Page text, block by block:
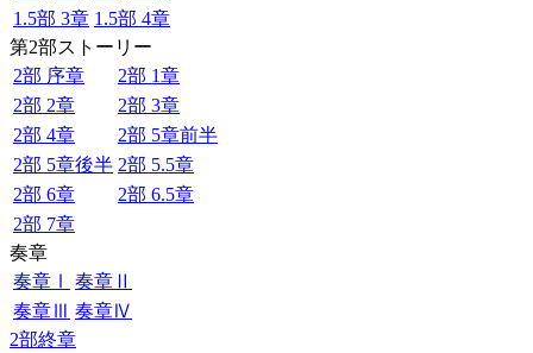
1.5部 3章 1.5部 4章
第2部ストーリー
2部 序章
2部 1章
2部 2章
2部 3章
2部 4章
2部 5章前半
2部 5章後半 2部 5.5章
2部 6章
2部 6.5章
2部 7章
奏章
奏章Ⅰ
奏章Ⅱ
奏章Ⅲ 奏章Ⅳ
2部終章